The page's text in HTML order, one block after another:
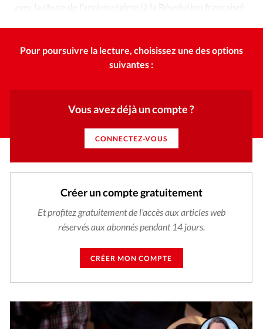
avec la chute de l’ancien régime (à la Révolution française)
Pour poursuivre la lecture, choisissez une des options
suivantes :
Vous avez déjà un compte ?
CONNECTEZ-VOUS
Créer un compte gratuitement
Et profitez gratuitement de l'accès aux articles web
réservés aux abonnés pendant 14 jours.
CRÉER MON COMPTE